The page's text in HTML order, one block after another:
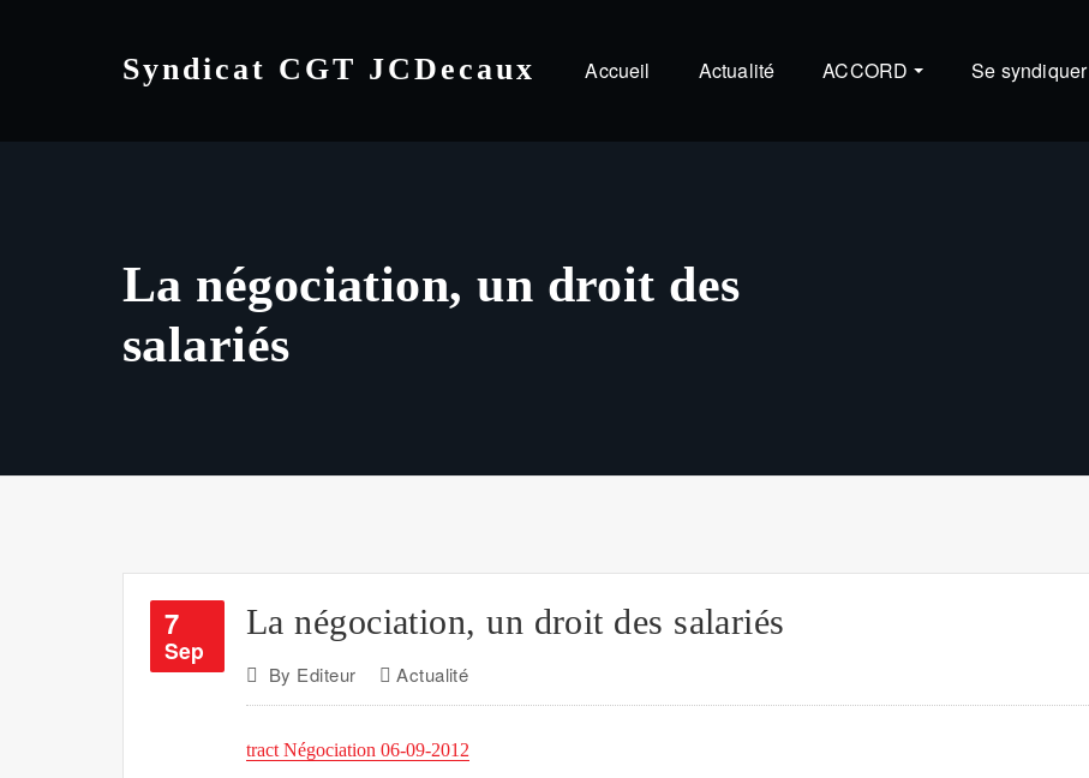
Syndicat CGT JCDecaux Accueil Actualité ACCORD Se syndiquer
La négociation, un droit des
salariés
7
Sep
La négociation, un droit des salariés
By Editeur Actualité
tract Négociation 06-09-2012